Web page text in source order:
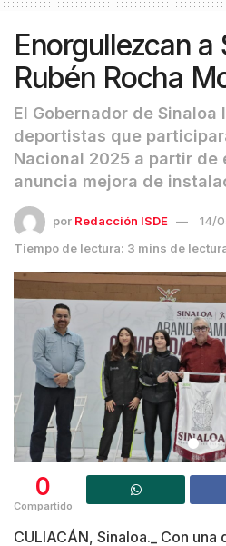
Enorgullezcan a
Rubén Rocha
El Gobernador de Sinaloa
deportistas que
Nacional 2025 a partir de
anuncia mejora de
por Redacción ISDE
14/
Tiempo de lectura: 3 mins de
0
Compartido
CULIACÁN, Sinaloa._ Con